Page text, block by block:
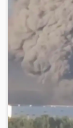
snage koriste i za
distribuciju dijelova
ratu. S druge
bombardiranja
kao način da se
teritorij i približe